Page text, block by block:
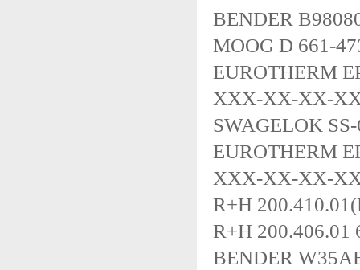
BENDER
MOOG D 661-
EUROTHERM
XXX-XX-XX-
SWAGELOK
EUROTHERM
XXX-XX-XX-
R+H
R+H 200.406.01
BENDER